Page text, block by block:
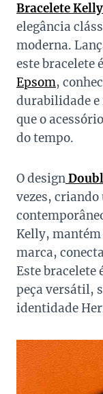
Bracelete
elegância
moderna.
este bracelete
Epsom,
durabilidade
que o
do tempo.
O design
vezes, criando
Kelly,
marca,
Este bracelete
peça versátil,
identidade